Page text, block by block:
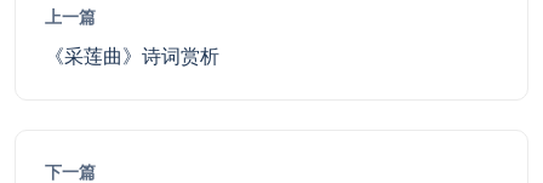
上一篇
《采莲曲》诗词赏析
下一篇